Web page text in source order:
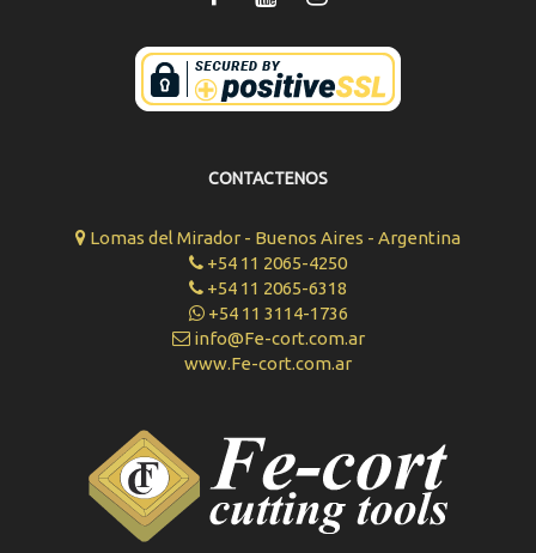
CONTACTENOS
Lomas del Mirador - Buenos Aires - Argentina
+54 11 2065-4250
+54 11 2065-6318
+54 11 3114-1736
info@Fe-cort.com.ar
www.Fe-cort.com.ar